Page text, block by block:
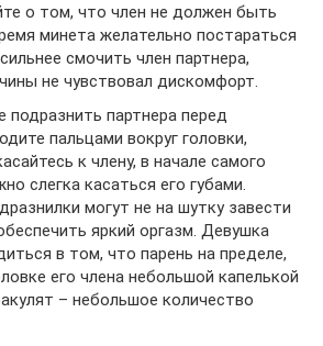
о том, что член не должен быть
минета желательно постараться
смочить член партнера,
не чувствовал дискомфорт.
подразнить партнера перед
пальцами вокруг головки,
к члену, в начале самого
слегка касаться его губами.
могут не на шутку завести
яркий оргазм. Девушка
в том, что парень на пределе,
его члена небольшой капелькой
– небольшое количество